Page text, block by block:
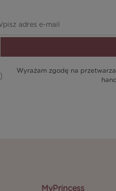
Wyrażam zgodę na
MyPrincess